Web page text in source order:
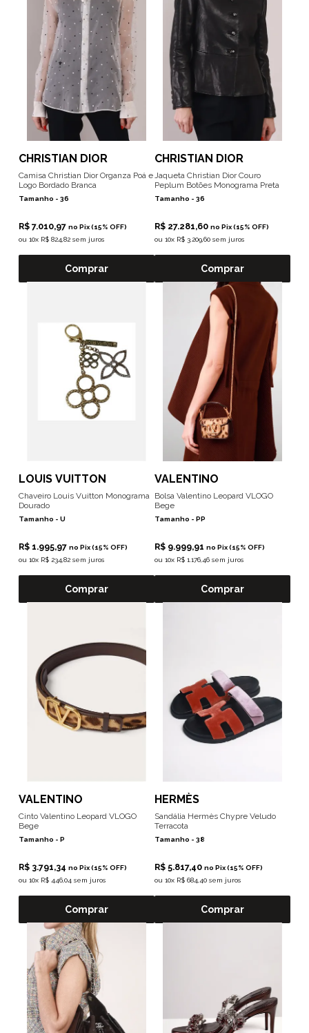
CHRISTIAN DIOR
Camisa Christian Dior Organza Poá e
Logo Bordado Branca
Tamanho - 36
R$ 7.010,97 no Pix (15% OFF)
ou 10x R$ 824,82 sem juros
Comprar
CHRISTIAN DIOR
Jaqueta Christian Dior Couro
Peplum Botões Monograma Preta
Tamanho - 36
R$ 27.281,60 no Pix (15% OFF)
ou 10x R$ 3.209,60 sem juros
Comprar
LOUIS VUITTON
Chaveiro Louis Vuitton Monograma
Dourado
Tamanho - U
R$ 1.995,97 no Pix (15% OFF)
ou 10x R$ 234,82 sem juros
Comprar
VALENTINO
Bolsa Valentino Leopard VLOGO
Bege
Tamanho - PP
R$ 9.999,91 no Pix (15% OFF)
ou 10x R$ 1.176,46 sem juros
Comprar
VALENTINO
Cinto Valentino Leopard VLOGO
Bege
Tamanho - P
R$ 3.791,34 no Pix (15% OFF)
ou 10x R$ 446,04 sem juros
Comprar
HERMÈS
Sandália Hermès Chypre Veludo
Terracota
Tamanho - 38
R$ 5.817,40 no Pix (15% OFF)
ou 10x R$ 684,40 sem juros
Comprar